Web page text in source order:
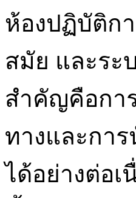
ห้องปฏิบัติก
สมัย และระ
สำคัญคือกา
ทางและกา
ได้อย่างต่อ